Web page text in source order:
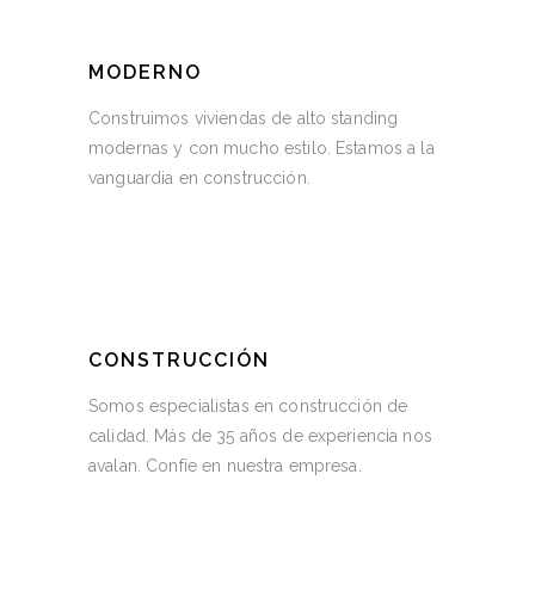
MODERNO
Construimos viviendas de alto standing
modernas y con mucho estilo. Estamos a la
vanguardia en construcción.
CONSTRUCCIÓN
Somos especialistas en construcción de
calidad. Más de 35 años de experiencia nos
avalan. Confíe en nuestra empresa.